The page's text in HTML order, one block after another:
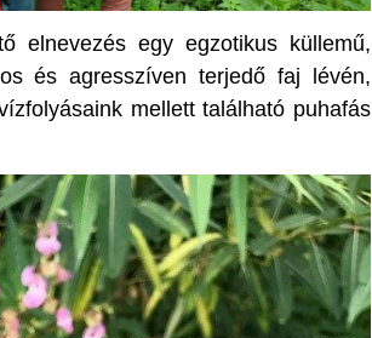
elnevezés egy egzotikus küllemű,
és agresszíven terjedő faj lévén,
mellett található puhafás